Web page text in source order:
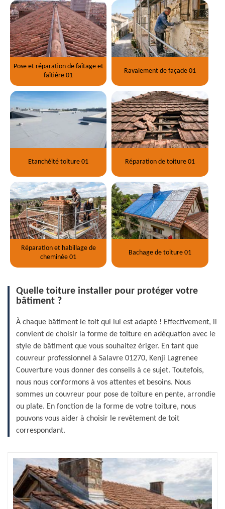
Pose et réparation de faîtage et
faîtière 01
Ravalement de façade 01
Etanchéité toiture 01 Réparation de toiture 01
Réparation et habillage de
cheminée 01
Bachage de toiture 01
Quelle toiture installer pour protéger votre
bâtiment ?
À chaque bâtiment le toit qui lui est adapté ! Effectivement, il
convient de choisir la forme de toiture en adéquation avec le
style de bâtiment que vous souhaitez ériger. En tant que
couvreur professionnel à Salavre 01270, Kenji Lagrenee
Couverture vous donner des conseils à ce sujet. Toutefois,
nous nous conformons à vos attentes et besoins. Nous
sommes un couvreur pour pose de toiture en pente, arrondie
ou plate. En fonction de la forme de votre toiture, nous
pouvons vous aider à choisir le revêtement de toit
correspondant.